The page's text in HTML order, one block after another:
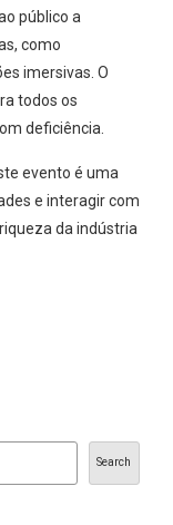
público a
como
imersivas. O
todos os
deficiência.
evento é uma
e interagir com
da indústria
Search